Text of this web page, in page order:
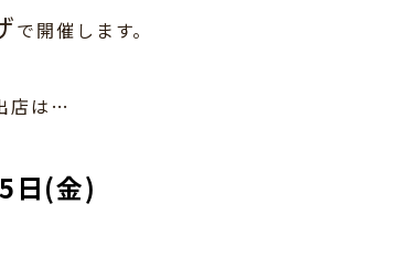
で開催します。
店は…
日(金)